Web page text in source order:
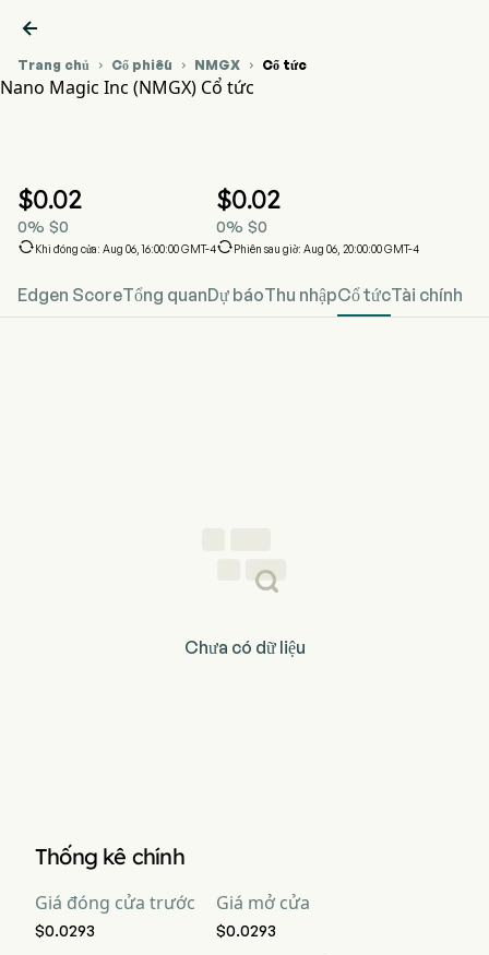

Trang chủ  Cổ phiếu  NMGX  Cổ tức
Nano Magic Inc (NMGX) Cổ tức
$0.02
0% $0
Khi đóng cửa: Aug 06, 16:00:00 GMT-4
$0.02
0% $0
Phiên sau giờ: Aug 06, 20:00:00 GMT-4
Edgen ScoreTổng quanDự báoThu nhậpCổ tứcTài chính
Chưa có dữ liệu
Thống kê chính
Giá đóng cửa trước
$0.0293
Giá mở cửa
$0.0293